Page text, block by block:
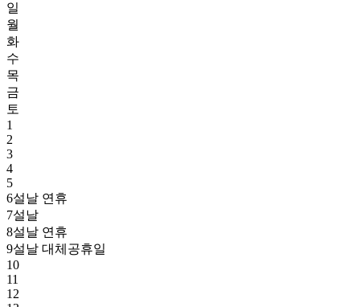
일
월
화
수
목
금
토
1
2
3
4
5
6설날 연휴
7설날
8설날 연휴
9설날 대체공휴일
10
11
12